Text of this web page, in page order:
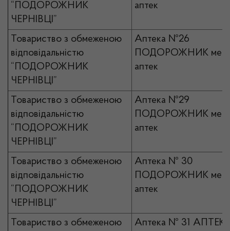
“ПОДОРОЖНИК
ЧЕРНІВЦІ”
аптек
Товариство з обмеженою
відповідальністю
“ПОДОРОЖНИК
ЧЕРНІВЦІ”
Аптека №26
ПОДОРОЖНИК
аптек
Товариство з обмеженою
відповідальністю
“ПОДОРОЖНИК
ЧЕРНІВЦІ”
Аптека №29
ПОДОРОЖНИК
аптек
Товариство з обмеженою
відповідальністю
“ПОДОРОЖНИК
ЧЕРНІВЦІ”
Аптека № 30
ПОДОРОЖНИК
аптек
Товариство з обмеженою
Аптека № 31